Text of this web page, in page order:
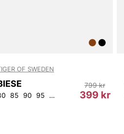
OF SWEDEN
85 90 95 100 399 kr
799 kr